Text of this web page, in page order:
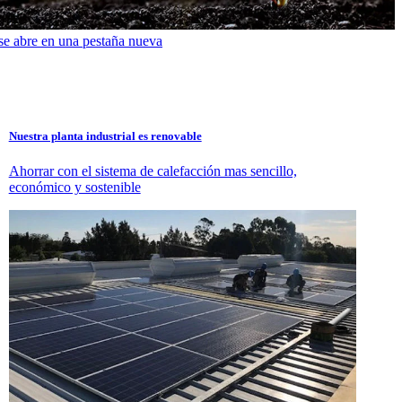
abre en una pestaña nueva
Nuestra planta industrial es renovable
Ahorrar con el sistema de calefacción mas sencillo,
económico y sostenible